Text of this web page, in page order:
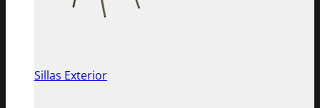
Sillas Exterior